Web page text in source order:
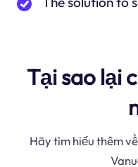
Tại sao lại
Hãy tìm hiểu thêm